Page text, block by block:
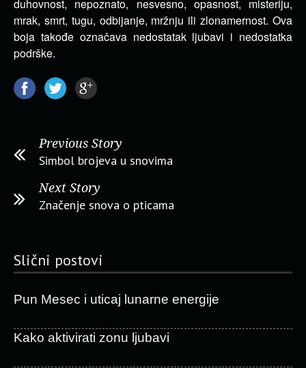
duhovnost, nepoznato, nesvesno, opasnost, misteriju,
mrak, smrt, tugu, odbijanje, mržnju ili zlonamernost. Ova
boja takođe označava nedostatak ljubavi i nedostatka
podrške.
Previous Story
Simbol brojeva u snovima
Next Story
Značenje snova o pticama
Slični postovi
Pun Mesec i uticaj lunarne energije
Kako aktivirati zonu ljubavi